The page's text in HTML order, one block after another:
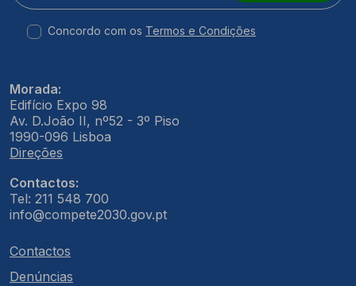
Concordo com os Termos e Condições
Morada:
Edifício Expo 98
Av. D.João II, nº52 - 3º Piso
1990-096 Lisboa
Direções
Contactos:
Tel: 211 548 700
info@compete2030.gov.pt
Contactos
Denúncias